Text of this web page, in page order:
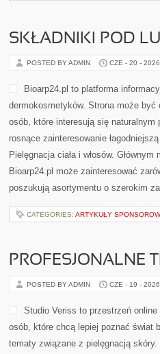
SKŁADNIKI POD
POSTED BY ADMIN CZE - 20 - 2026
Bioarp24.pl to platforma
dermokosmetyków. Strona może
osób, które interesują się naturalnym
rosnące zainteresowanie
Pielęgnacja ciała i włosów.
Bioarp24.pl może zainteresować
poszukują asortymentu o szerokim
CATEGORIES: ARTYKUŁY
PROFESJONALNE
POSTED BY ADMIN CZE - 19 - 2026
Studio Veriss to przestrzeń
osób, które chcą lepiej poznać świat
tematy związane z pielęgnacją